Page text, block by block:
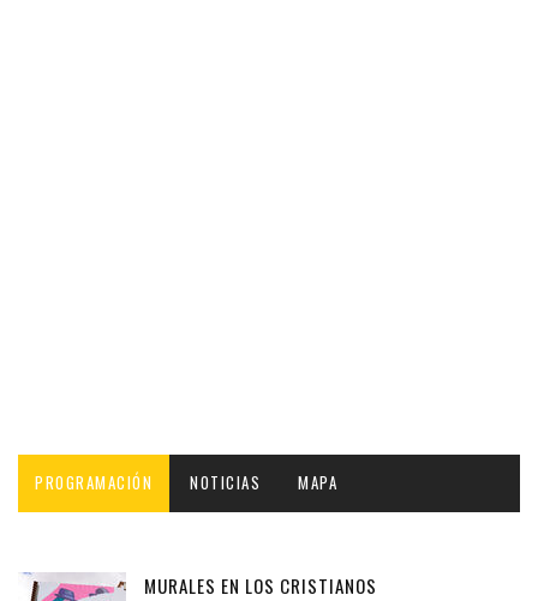
PROGRAMACIÓN NOTICIAS MAPA
MURALES EN LOS CRISTIANOS